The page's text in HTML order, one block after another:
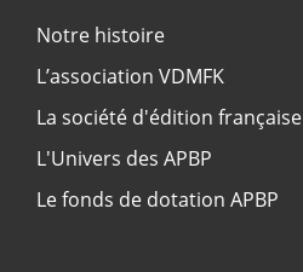
Notre histoire
L’association VDMFK
La société d'édition française
L'Univers des APBP
Le fonds de dotation APBP